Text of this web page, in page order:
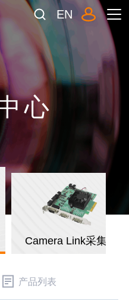
EN
心
Camera Link采集卡
产品列表